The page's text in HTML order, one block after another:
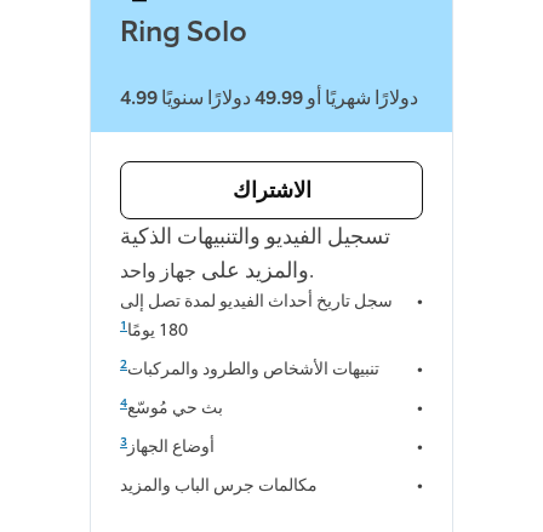
Ring Solo
4.99 دولارًا شهريًا أو 49.99 دولارًا سنويًا
الاشتراك
تسجيل الفيديو والتنبيهات الذكية
والمزيد على جهاز واحد .
سجل تاريخ أحداث الفيديو لمدة تصل إلى
180 يومًا
1
تنبيهات الأشخاص والطرود والمركبات2
بث حي مُوسّع4
أوضاع الجهاز 3
مكالمات جرس الباب والمزيد